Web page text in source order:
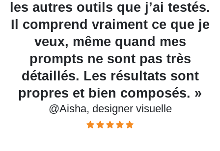
les autres outils que j’ai testés.
Il comprend vraiment ce que je
veux, même quand mes
prompts ne sont pas très
détaillés. Les résultats sont
propres et bien composés. »
@Aisha, designer visuelle